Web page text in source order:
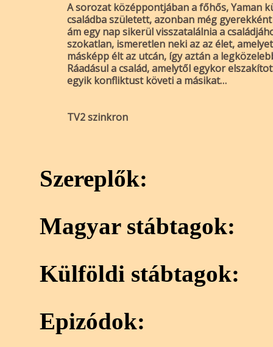
A sorozat középpontjában a főhős, Yaman
családba született, azonban még
ám egy nap sikerül visszatalálnia a
szokatlan, ismeretlen neki az az élet,
másképp élt az utcán, így aztán a
Ráadásul a család, amelytől egykor
egyik konfliktust követi a másikat…
TV2 szinkron
Szereplők:
Magyar stábtagok:
Külföldi stábtagok:
Epizódok: